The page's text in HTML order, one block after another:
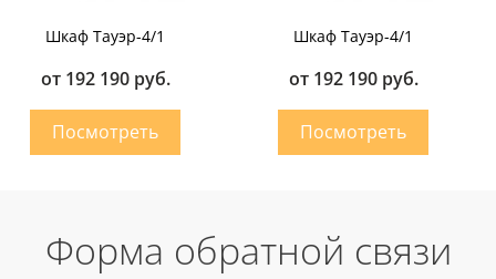
Шкаф Тауэр-4/1
от 192 190 руб.
Шкаф Тауэр-4/1
от 192 190 руб.
Форма обратной связи